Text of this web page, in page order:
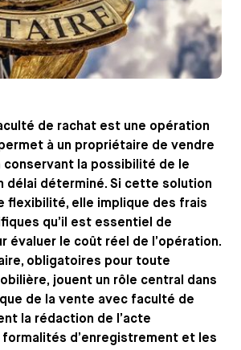
de rachat est une opération
à un propriétaire de vendre
conservant la possibilité de le
délai déterminé. Si cette solution
flexibilité, elle implique des frais
qu’il est essentiel de
évaluer le coût réel de l’opération.
obligatoires pour toute
jouent un rôle central dans
de la vente avec faculté de
la rédaction de l’acte
formalités d’enregistrement et les